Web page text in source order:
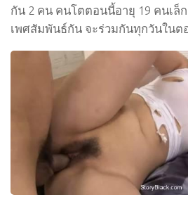
กัน 2 คน คนโตตอนนี้อายุ 19 คนเล็
เพศสัมพันธ์กัน จะร่วมกันทุกวันในต